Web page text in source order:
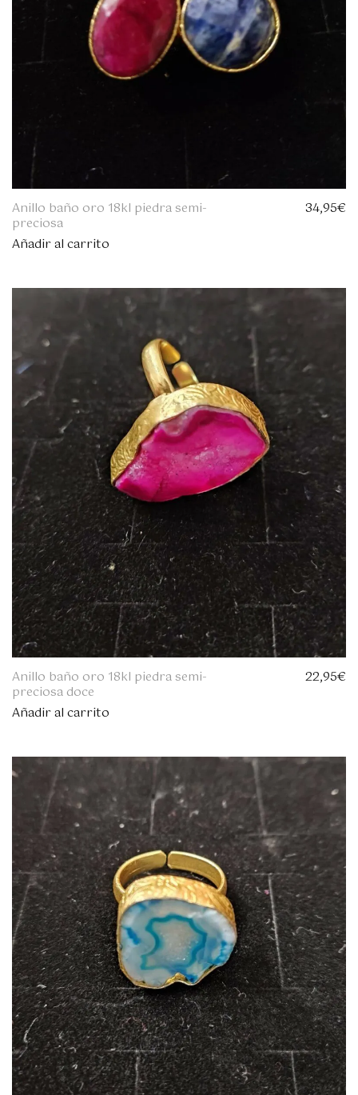
Anillo baño oro 18kl piedra semi-
preciosa
Añadir al carrito
34,95€
Anillo baño oro 18kl piedra semi-
preciosa doce
Añadir al carrito
22,95€